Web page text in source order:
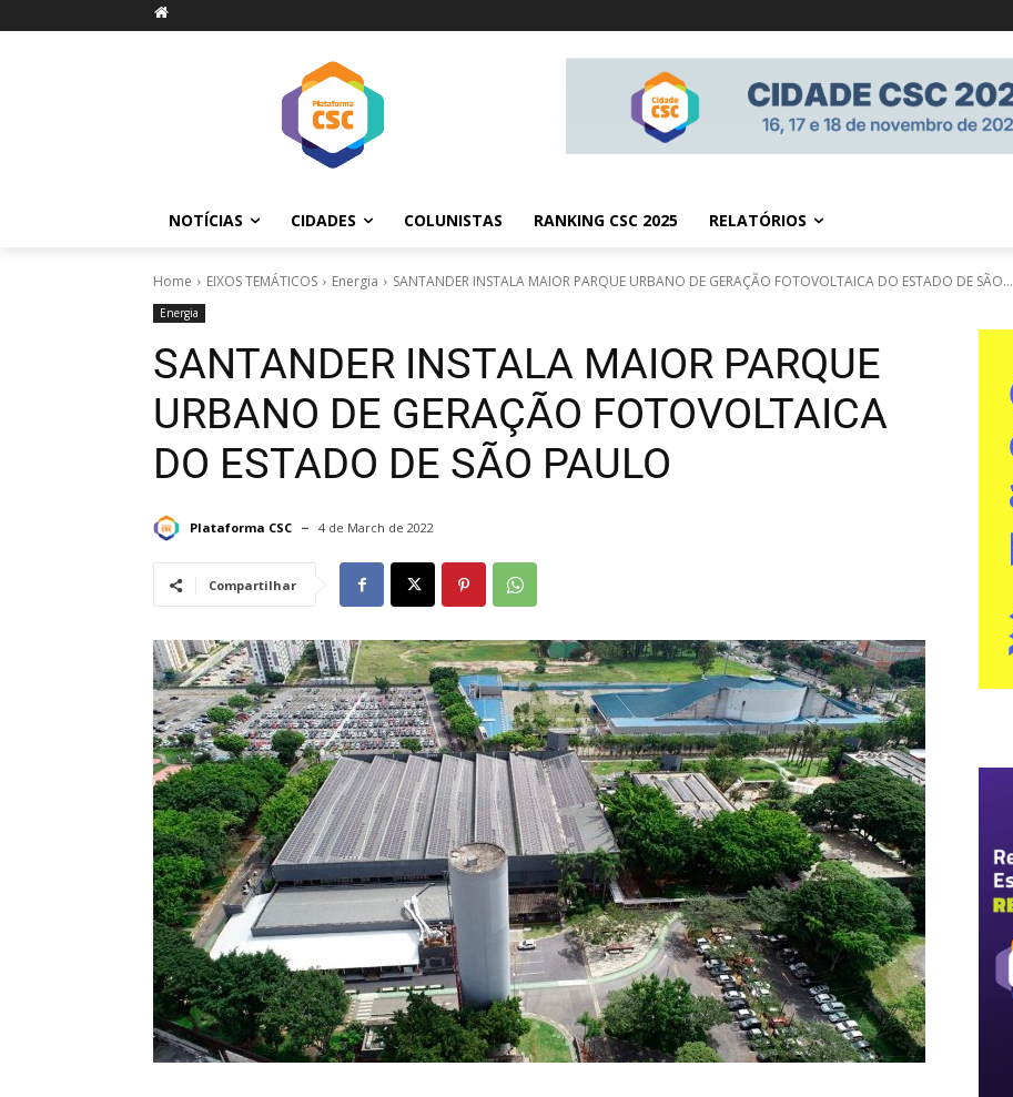
NOTÍCIAS CIDADES COLUNISTAS RANKING CSC 2025 RELATÓRIOS
Home EIXOS TEMÁTICOS Energia SANTANDER INSTALA MAIOR PARQUE URBANO DE GERAÇÃO FOTOVOLTAICA DO ESTADO DE SÃO...
Energia
SANTANDER INSTALA MAIOR PARQUE
URBANO DE GERAÇÃO FOTOVOLTAICA
DO ESTADO DE SÃO PAULO
Plataforma CSC 4 de March de 2022
Compartilhar